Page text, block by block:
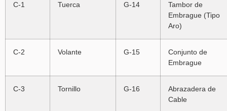
C-1 Tuerca G-14
Tambor de
Embrague (Tipo
Aro)
C-2 Volante G-15
Conjunto de
Embrague
C-3 Tornillo G-16
Abrazadera de
Cable